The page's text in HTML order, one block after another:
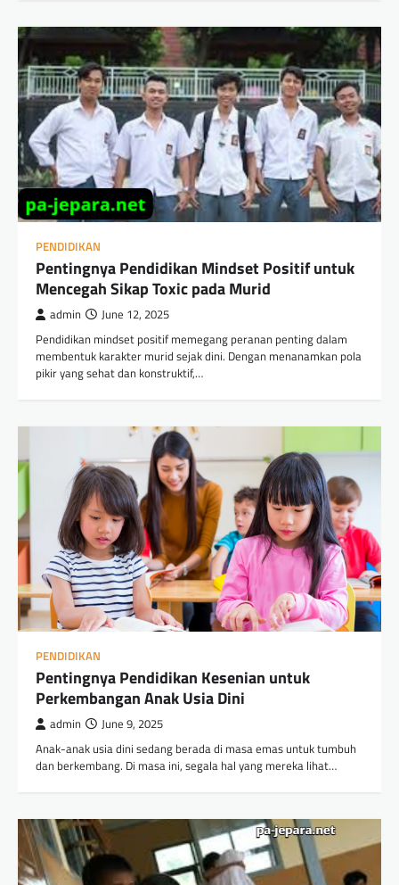
PENDIDIKAN
Pentingnya Pendidikan Mindset Positif untuk
Mencegah Sikap Toxic pada Murid
admin June 12, 2025
Pendidikan mindset positif memegang peranan penting dalam
membentuk karakter murid sejak dini. Dengan menanamkan pola
pikir yang sehat dan konstruktif,…
PENDIDIKAN
Pentingnya Pendidikan Kesenian untuk
Perkembangan Anak Usia Dini
admin June 9, 2025
Anak-anak usia dini sedang berada di masa emas untuk tumbuh
dan berkembang. Di masa ini, segala hal yang mereka lihat…